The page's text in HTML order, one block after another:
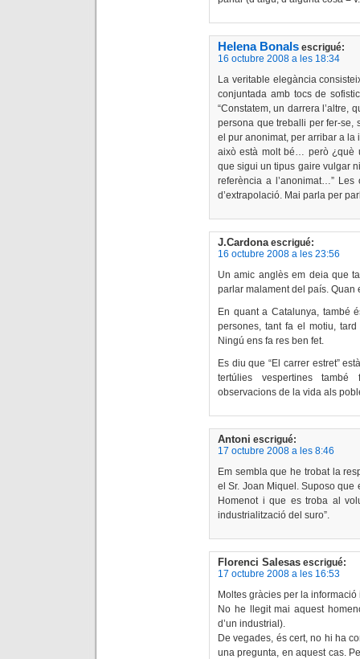
Helena Bonals escrigué:
16 octubre 2008 a les 18:34
La veritable elegància
conjuntada amb tocs de
“Constatem, un darrera l’altre,
persona que treballi per fer-se,
el pur anonimat, per arribar a la
això està molt bé… però ¿què
que sigui un tipus gaire vulgar
referència a l’anonimat…”
d’extrapolació. Mai parla per
J.Cardona escrigué:
16 octubre 2008 a les 23:56
Un amic anglès em deia que
parlar malament del país. Quan
En quant a Catalunya, també
persones, tant fa el motiu,
Ningú ens fa res ben fet.
Es diu que “El carrer estret”
tertúlies vespertines
observacions de la vida als
Antoni escrigué:
17 octubre 2008 a les 8:46
Em sembla que he trobat la
el Sr. Joan Miquel. Suposo que
Homenot i que es troba al
industrialització del suro”.
Florenci Salesas escrigué:
17 octubre 2008 a les 16:53
Moltes gràcies per la
No he llegit mai aquest
d’un industrial).
De vegades, és cert, no hi ha
una pregunta, en aquest cas.